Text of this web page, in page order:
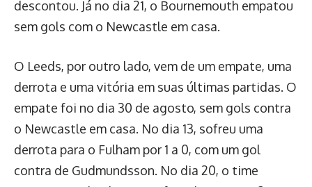
descontou. Já no dia 21, o Bournemouth empatou
sem gols com o Newcastle em casa.
O Leeds, por outro lado, vem de um empate, uma
derrota e uma vitória em suas últimas partidas. O
empate foi no dia 30 de agosto, sem gols contra
o Newcastle em casa. No dia 13, sofreu uma
derrota para o Fulham por 1 a 0, com um gol
contra de Gudmundsson. No dia 20, o time